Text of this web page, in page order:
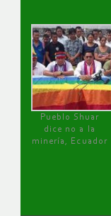
Pueblo Shuar
dice no a la
minería, Ecuador